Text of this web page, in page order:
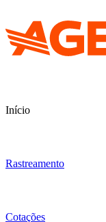
Início
Rastreamento
Cotações